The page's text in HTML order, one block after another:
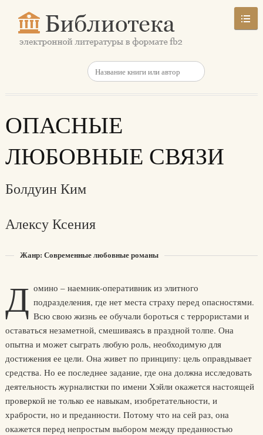
ОПАСНЫЕ
ЛЮБОВНЫЕ СВЯЗИ
Болдуин Ким
Алексу Ксения
Жанр: Современные любовные романы
Д омино – наемник-оперативник из элитного
подразделения, где нет места страху перед опасностями.
Всю свою жизнь ее обучали бороться с террористами и
оставаться незаметной, смешиваясь в праздной толпе. Она
опытна и может сыграть любую роль, необходимую для
достижения ее цели. Она живет по принципу: цель оправдывает
средства. Но ее последнее задание, где она должна исследовать
деятельность журналистки по имени Хэйли окажется настоящей
проверкой не только ее навыкам, изобретательности, и
храбрости, но и преданности. Потому что на сей раз, она
окажется перед непростым выбором между преданностью